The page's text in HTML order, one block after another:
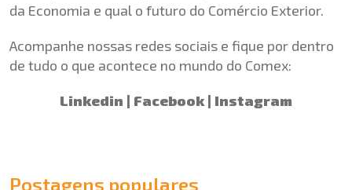
da Economia e qual o futuro do Comércio Exterior.
Acompanhe nossas redes sociais e fique por dentro
de tudo o que acontece no mundo do Comex:
Linkedin | Facebook | Instagram
Postagens populares